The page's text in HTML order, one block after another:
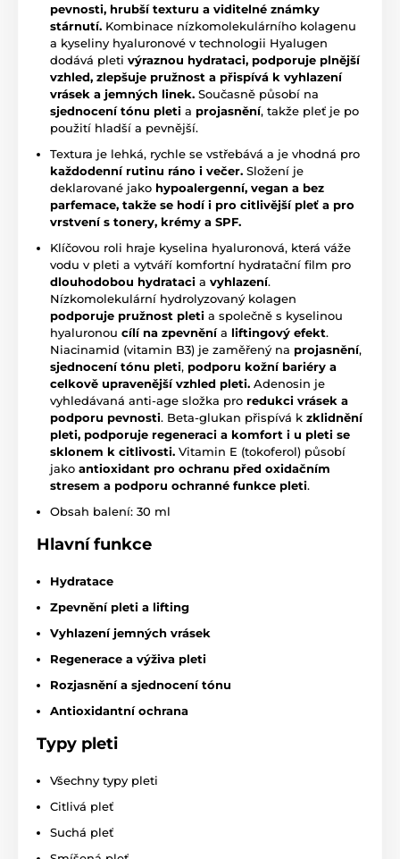
pevnosti, hrubší texturu a viditelné známky
stárnutí. Kombinace nízkomolekulárního kolagenu
a kyseliny hyaluronové v technologii Hyalugen
dodává pleti výraznou hydrataci, podporuje plnější
vzhled, zlepšuje pružnost a přispívá k vyhlazení
vrásek a jemných linek. Současně působí na
sjednocení tónu pleti a projasnění, takže pleť je po
použití hladší a pevnější.
Textura je lehká, rychle se vstřebává a je vhodná pro
každodenní rutinu ráno i večer. Složení je
deklarované jako hypoalergenní, vegan a bez
parfemace, takže se hodí i pro citlivější pleť a pro
vrstvení s tonery, krémy a SPF.
Klíčovou roli hraje kyselina hyaluronová, která váže
vodu v pleti a vytváří komfortní hydratační film pro
dlouhodobou hydrataci a vyhlazení.
Nízkomolekulární hydrolyzovaný kolagen
podporuje pružnost pleti a společně s kyselinou
hyaluronou cílí na zpevněnía liftingový efekt.
Niacinamid (vitamin B3) je zaměřený na projasnění,
sjednocení tónu pleti, podporu kožní bariéry a
celkově upravenější vzhled pleti. Adenosin je
vyhledávaná anti-age složka pro redukci vrásek a
podporu pevnosti. Beta-glukan přispívá k zklidnění
pleti, podporuje regeneraci a komfort i u pleti se
sklonem k citlivosti. Vitamin E (tokoferol) působí
jako antioxidant pro ochranu před oxidačním
stresem a podporu ochranné funkce pleti.
Obsah balení: 30 ml
Hlavní funkce
Hydratace
Zpevnění pleti a lifting
Vyhlazení jemných vrásek
Regenerace a výživa pleti
Rozjasnění a sjednocení tónu
Antioxidantní ochrana
Typy pleti
Všechny typy pleti
Citlivá pleť
Suchá pleť